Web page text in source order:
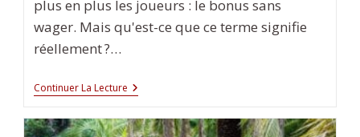
plus en plus les joueurs : le bonus sans
wager. Mais qu'est-ce que ce terme signifie
réellement ?…
Continuer La Lecture Qu’est-
Ce
Bonus